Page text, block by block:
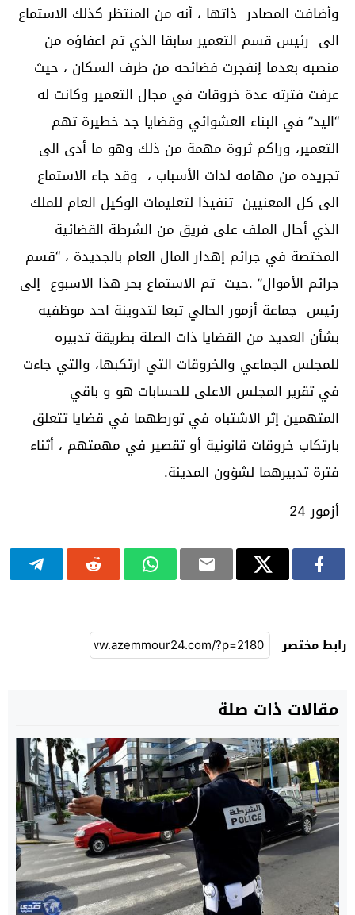
وأضافت المصادر ذاتها ، أنه من المنتظر كذلك الاستماع
الى رئيس قسم التعمير سابقا الذي تم اعفاؤه من
منصبه بعدما إنفجرت فضائحه من طرف السكان ، حيث
عرفت فترته عدة خروقات في مجال التعمير وكانت له
“اليد” في البناء العشوائي وقضايا جد خطيرة تهم
التعمير، وراكم ثروة مهمة من ذلك وهو ما أدى الى
تجريده من مهامه لدات الأسباب ، وقد جاء الاستماع
الى كل المعنيين تنفيذا لتعليمات الوكيل العام للملك
الذي أحال الملف على فريق من الشرطة القضائية
المختصة في جرائم إهدار المال العام بالجديدة ، “قسم
جرائم الأموال” .حيت تم الاستماع بحر هذا الاسبوع إلى
رئيس جماعة أزمور الحالي تبعا لتدوينة احد موظفيه
بشأن العديد من القضايا ذات الصلة بطريقة تدبيره
للمجلس الجماعي والخروقات التي ارتكبها، والتي جاءت
في تقرير المجلس الاعلى للحسابات هو و باقي
المتهمين إثر الاشتباه في تورطهما في قضايا تتعلق
بارتكاب خروقات قانونية أو تقصير في مهمتهم ، أثناء
فترة تدبيرهما لشؤون المدينة.
أزمور 24
رابط مختصر
مقالات ذات صلة